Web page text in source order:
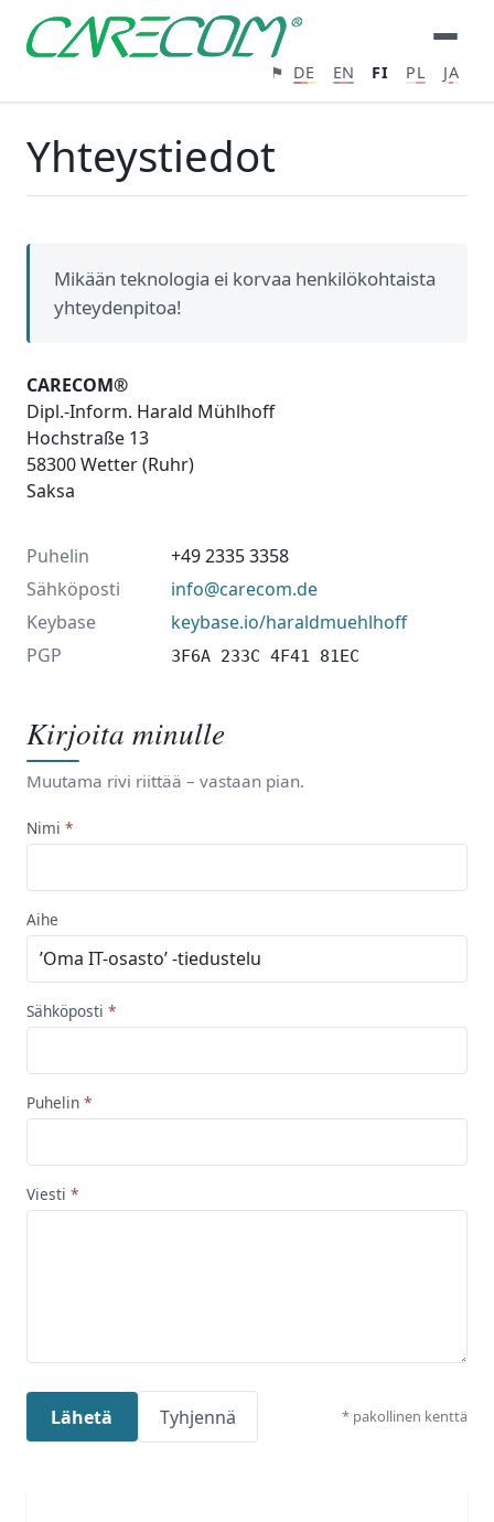
⚑ DE EN FI PL JA
Yhteystiedot
Mikään teknologia ei korvaa henkilökohtaista
yhteydenpitoa!
CARECOM®
Dipl.-Inform. Harald Mühlhoff
Hochstraße 13
58300 Wetter (Ruhr)
Saksa
Puhelin
+49 2335 3358
Sähköposti
info@carecom.de
Keybase
keybase.io/haraldmuehlhoff
PGP
3F6A 233C 4F41 81EC
Kirjoita minulle
Muutama rivi riittää – vastaan pian.
Nimi
Aihe
Sähköposti
Puhelin
Viesti
Lähetä Tyhjennä * pakollinen kenttä